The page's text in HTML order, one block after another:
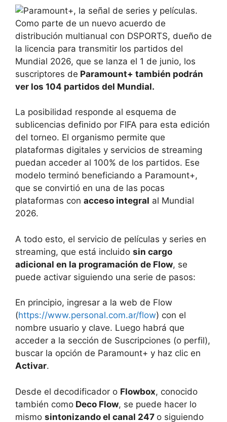
Como parte de un nuevo acuerdo de
distribución multianual con DSPORTS, dueño de
la licencia para transmitir los partidos del
Mundial 2026, que se lanza el 1 de junio, los
suscriptores de Paramount+ también podrán
ver los 104 partidos del Mundial.
La posibilidad responde al esquema de
sublicencias definido por FIFA para esta edición
del torneo. El organismo permite que
plataformas digitales y servicios de streaming
puedan acceder al 100% de los partidos. Ese
modelo terminó beneficiando a Paramount+,
que se convirtió en una de las pocas
plataformas con acceso integral al Mundial
2026.
A todo esto, el servicio de películas y series en
streaming, que está incluido sin cargo
adicional en la programación de Flow, se
puede activar siguiendo una serie de pasos:
En principio, ingresar a la web de Flow
(https://www.personal.com.ar/flow) con el
nombre usuario y clave. Luego habrá que
acceder a la sección de Suscripciones (o perfil),
buscar la opción de Paramount+ y haz clic en
Activar.
Desde el decodificador o Flowbox, conocido
también como Deco Flow, se puede hacer lo
mismo sintonizando el canal 247 o siguiendo